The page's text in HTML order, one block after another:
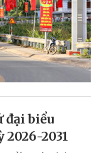
đại biểu
2031